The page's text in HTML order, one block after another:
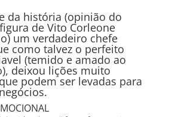
da história (opinião do
de Vito Corleone
um verdadeiro chefe
como talvez o perfeito
(temido e amado ao
deixou lições muito
podem ser levadas para